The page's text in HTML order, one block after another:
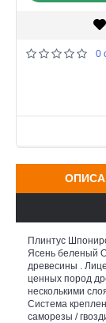
0
Плинтус
Ясень беленый
древесины .
ценных пород
несколькими
Система
саморезы /